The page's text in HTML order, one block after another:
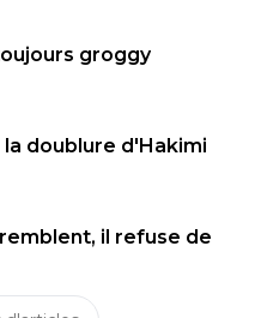
groggy
la doublure d'Hakimi
il refuse de